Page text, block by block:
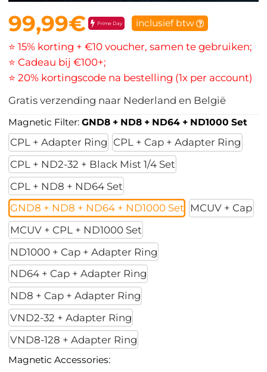
99,99€ Prime Day inclusief btw
⭐ 15% korting + €10 voucher, samen te gebruiken;
⭐ Cadeau bij €100+;
⭐ 20% kortingscode na bestelling (1x per account)
Gratis verzending naar Nederland en België
Magnetic Filter:GND8 + ND8 + ND64 + ND1000 Set
CPL + Adapter Ring CPL + Cap + Adapter Ring
CPL + ND2-32 + Black Mist 1/4 Set
CPL + ND8 + ND64 Set
GND8 + ND8 + ND64 + ND1000 Set
MCUV + Cap
MCUV + CPL + ND1000 Set
ND1000 + Cap + Adapter Ring
ND64 + Cap + Adapter Ring
ND8 + Cap + Adapter Ring
VND2-32 + Adapter Ring
VND8-128 + Adapter Ring
Magnetic Accessories: